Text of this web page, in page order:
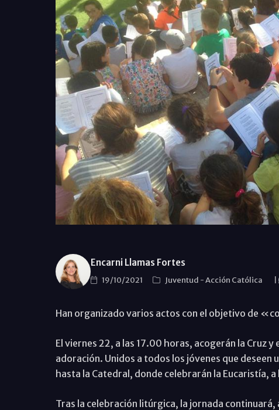
Encarni Llamas Fortes
19/10/2021 Juventud -Acción Católica
Han organizado varios actos con el objetivo de
El viernes 22, a las 17.00 horas, acogerán la Cruz
adoración. Unidos a todos los jóvenes que deseen
hasta la Catedral, donde celebrarán la Eucaristía,
Tras la celebración litúrgica, la jornada